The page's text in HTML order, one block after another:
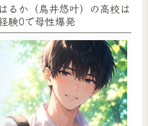
るか（鳥井悠叶）の高校は
験0で母性爆発